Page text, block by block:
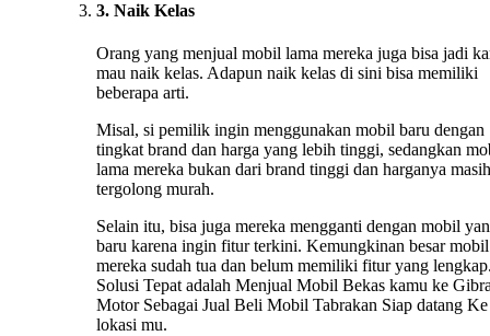
3. Naik Kelas
Orang yang menjual mobil lama mereka juga bisa jadi
mau naik kelas. Adapun naik kelas di sini bisa memiliki
beberapa arti.
Misal, si pemilik ingin menggunakan mobil baru dengan
tingkat brand dan harga yang lebih tinggi, sedangkan
lama mereka bukan dari brand tinggi dan harganya masih
tergolong murah.
Selain itu, bisa juga mereka mengganti dengan mobil
baru karena ingin fitur terkini. Kemungkinan besar mobil
mereka sudah tua dan belum memiliki fitur yang
Solusi Tepat adalah Menjual Mobil Bekas kamu ke
Motor Sebagai Jual Beli Mobil Tabrakan Siap datang Ke
lokasi mu.